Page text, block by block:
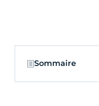
Sommaire